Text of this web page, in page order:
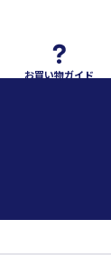
お買い物ガイド